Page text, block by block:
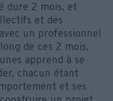
dure 2 mois, et
et des
un professionnel
de ces 2 mois,
apprend à se
chacun étant
et ses